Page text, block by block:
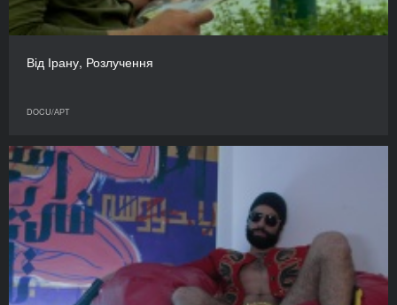
Від Ірану, Розлучення
DOCU/АРТ